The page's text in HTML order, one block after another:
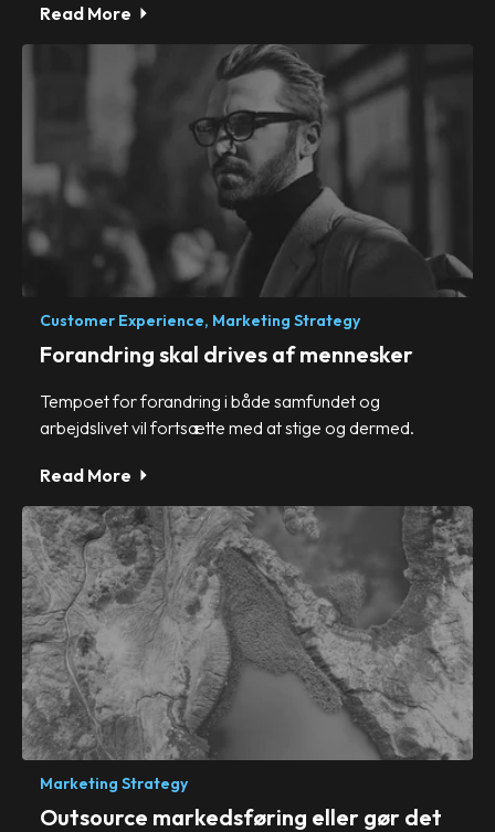
Read More
Customer Experience, Marketing Strategy
Forandring skal drives af mennesker
Tempoet for forandring i både samfundet og
arbejdslivet vil fortsætte med at stige og dermed.
Read More
Marketing Strategy
Outsource markedsføring eller gør det